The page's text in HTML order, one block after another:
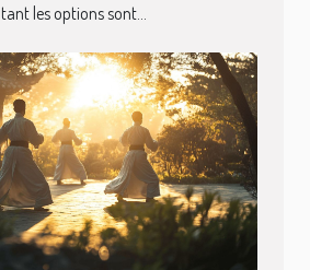
les options sont...